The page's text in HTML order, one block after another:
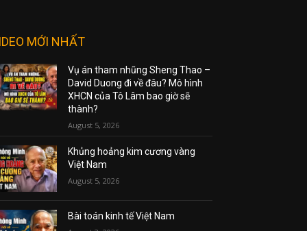
MỚI NHẤT
Vụ án tham nhũng Sheng Thao –
David Duong đi về đâu? Mô hình
XHCN của Tô Lâm bao giờ sẽ
thành?
August 5, 2026
Khủng hoảng kim cương vàng
Việt Nam
August 5, 2026
Bài toán kinh tế Việt Nam